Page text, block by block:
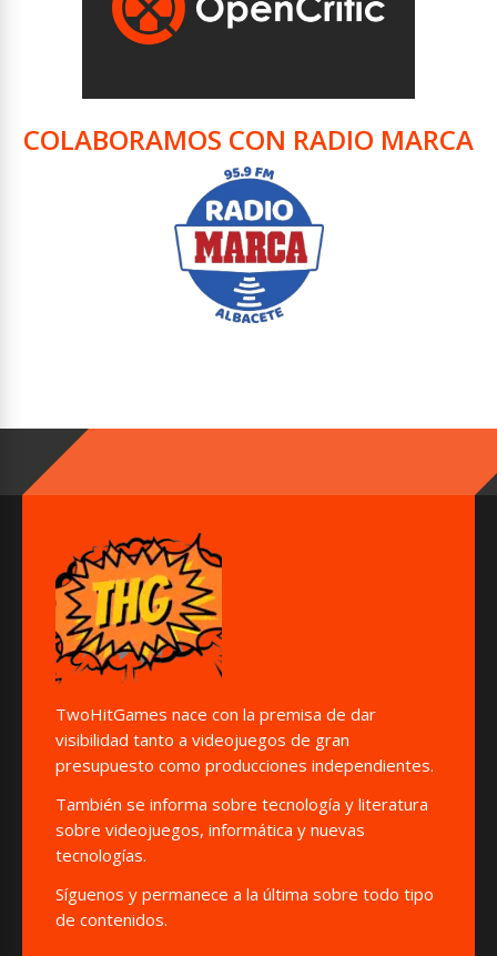
COLABORAMOS CON RADIO MARCA
TwoHitGames nace con la premisa de dar
visibilidad tanto a videojuegos de gran
presupuesto como producciones independientes.
También se informa sobre tecnología y literatura
sobre videojuegos, informática y nuevas
tecnologías.
Síguenos y permanece a la última sobre todo tipo
de contenidos.